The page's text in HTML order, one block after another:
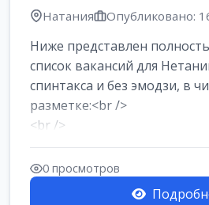
Натания Опубликовано:
Ниже представлен
список вакансий для
спинтакса и без эмодзи, в
разметке:<br />
<br />
Работа в Нетании на
производстве: требу...
0 просмотров